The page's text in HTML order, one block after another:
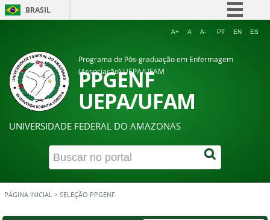
BRASIL
Simplifique!
Legislação
Canais
A+ A A- PT EN ES
Programa de Pós-graduação em Enfermagem
(Associação) UEPA/UFAM
PPGENF
UEPA/UFAM
UNIVERSIDADE FEDERAL DO AMAZONAS
PÁGINA INICIAL > SELEÇÃO PPGENF